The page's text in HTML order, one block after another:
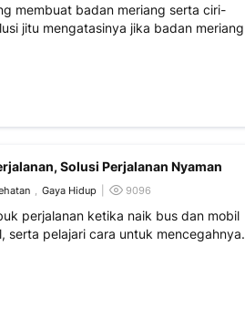
membuat badan meriang serta ciri-
jitu mengatasinya jika badan meriang
Solusi Perjalanan Nyaman
Gaya Hidup 9096
perjalanan ketika naik bus dan mobil
serta pelajari cara untuk mencegahnya.